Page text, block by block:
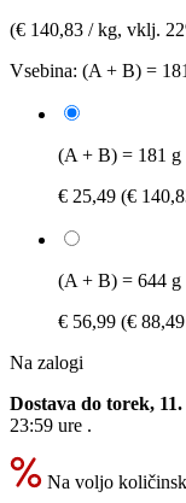
(€ 140,83 / kg, vklj.
Vsebina: (A + B) =
(A + B) = 181 g
€ 25,49 (€
(A + B) = 644 g
€ 56,99 (€
Na zalogi
Dostava do torek,
23:59 ure .
Na voljo